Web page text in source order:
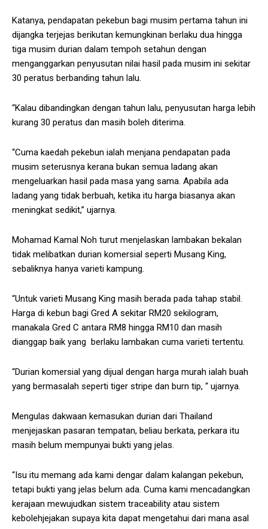
Katanya, pendapatan pekebun bagi musim pertama tahun ini
dijangka terjejas berikutan kemungkinan berlaku dua hingga
tiga musim durian dalam tempoh setahun dengan
menganggarkan penyusutan nilai hasil pada musim ini sekitar
30 peratus berbanding tahun lalu.
“Kalau dibandingkan dengan tahun lalu, penyusutan harga lebih
kurang 30 peratus dan masih boleh diterima.
“Cuma kaedah pekebun ialah menjana pendapatan pada
musim seterusnya kerana bukan semua ladang akan
mengeluarkan hasil pada masa yang sama. Apabila ada
ladang yang tidak berbuah, ketika itu harga biasanya akan
meningkat sedikit,” ujarnya.
Mohamad Kamal Noh turut menjelaskan lambakan bekalan
tidak melibatkan durian komersial seperti Musang King,
sebaliknya hanya varieti kampung.
“Untuk varieti Musang King masih berada pada tahap stabil.
Harga di kebun bagi Gred A sekitar RM20 sekilogram,
manakala Gred C antara RM8 hingga RM10 dan masih
dianggap baik yang berlaku lambakan cuma varieti tertentu.
“Durian komersial yang dijual dengan harga murah ialah buah
yang bermasalah seperti tiger stripe dan burn tip, “ ujarnya.
Mengulas dakwaan kemasukan durian dari Thailand
menjejaskan pasaran tempatan, beliau berkata, perkara itu
masih belum mempunyai bukti yang jelas.
“Isu itu memang ada kami dengar dalam kalangan pekebun,
tetapi bukti yang jelas belum ada. Cuma kami mencadangkan
kerajaan mewujudkan sistem traceability atau sistem
kebolehjejakan supaya kita dapat mengetahui dari mana asal